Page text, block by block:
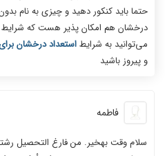
حتما باید کنکور دهید و چیزی به نام بدون
درخشان هم امکان پذیر هست که شرایط
می‌توانید به شرایطاستعداد درخشان
و پیروز باشید
فاطمه
سلام وقت بهخیر. من فارغ التحصیل